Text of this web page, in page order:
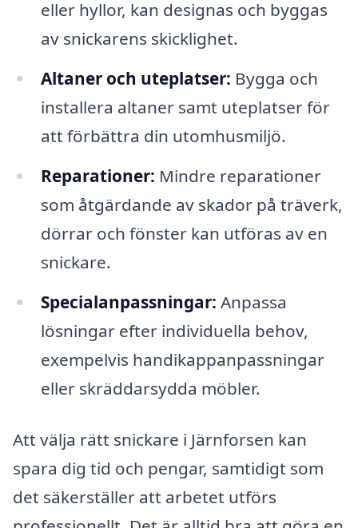
eller hyllor, kan designas och byggas
av snickarens skicklighet.
Altaner och uteplatser: Bygga och
installera altaner samt uteplatser för
att förbättra din utomhusmiljö.
Reparationer: Mindre reparationer
som åtgärdande av skador på träverk,
dörrar och fönster kan utföras av en
snickare.
Specialanpassningar: Anpassa
lösningar efter individuella behov,
exempelvis handikappanpassningar
eller skräddarsydda möbler.
Att välja rätt snickare i Järnforsen kan
spara dig tid och pengar, samtidigt som
det säkerställer att arbetet utförs